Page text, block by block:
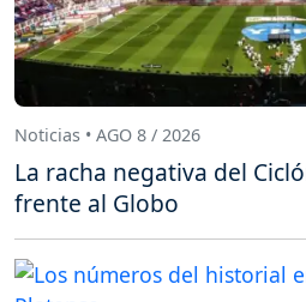
Noticias • AGO 8 / 2026
La racha negativa del
frente al Globo